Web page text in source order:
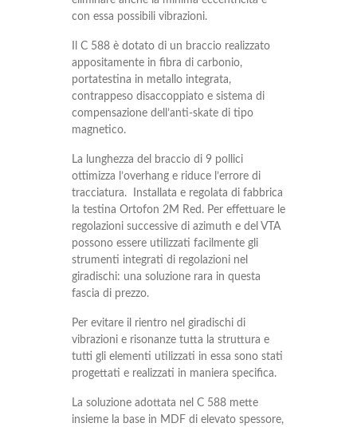
con essa possibili vibrazioni.
Il C 588 è dotato di un braccio realizzato
appositamente in fibra di carbonio,
portatestina in metallo integrata,
contrappeso disaccoppiato e sistema di
compensazione dell’anti-skate di tipo
magnetico.
La lunghezza del braccio di 9 pollici
ottimizza l’overhang e riduce l’errore di
tracciatura. Installata e regolata di fabbrica
la testina Ortofon 2M Red. Per effettuare le
regolazioni successive di azimuth e del VTA
possono essere utilizzati facilmente gli
strumenti integrati di regolazioni nel
giradischi: una soluzione rara in questa
fascia di prezzo.
Per evitare il rientro nel giradischi di
vibrazioni e risonanze tutta la struttura e
tutti gli elementi utilizzati in essa sono stati
progettati e realizzati in maniera specifica.
La soluzione adottata nel C 588 mette
insieme la base in MDF di elevato spessore,